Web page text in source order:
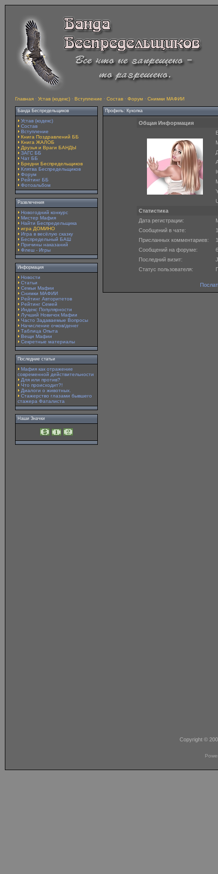
Главная · Устав (кодекс) · Вступление · Состав · Форум · Снимки МАФИИ
Банда Беспредельщиков
Устав (кодекс)
Состав
Вступление
Книга Поздравлений ББ
Книга ЖАЛОБ
Друзья и Враги БАНДЫ
ЗАГС ББ
Чат ББ
Бредни Беспредельщиков
Клятва Беспредельщиков
Форум
Рейтинг ББ
Фотоальбом
Развлечения
Новогодний конкурс
Мистер Мафия
Найти Беспредельщика
игра ДОМИНО
Игра в весёлую сказку
Беспредельный БАШ
Причины наказаний
Флеш - Игры
Информация
Новости
Статьи
Семьи Мафии
Снимки МАФИИ
Рейтинг Авторитетов
Рейтинг Семей
Индекс Популярности
Лучший Новичок Мафии
Часто Задаваемые Вопросы
Начисление очков/денег
Таблица Опыта
Вещи Мафии
Секретные материалы
Последние статьи
Мафия как отражение
современной действительности
Для или против?
Что происходит?!
Диалоги о животных.
Стажерство глазами бывшего
стажера Фаталиста
Наши Значки
Профиль: Куколка
Общая Информация
Статистика
Дата регистрации:
Сообщений в чате:
Присланных комментариев:
Сообщений на форуме:
Последний визит:
Статус пользователя:
Copyright ©